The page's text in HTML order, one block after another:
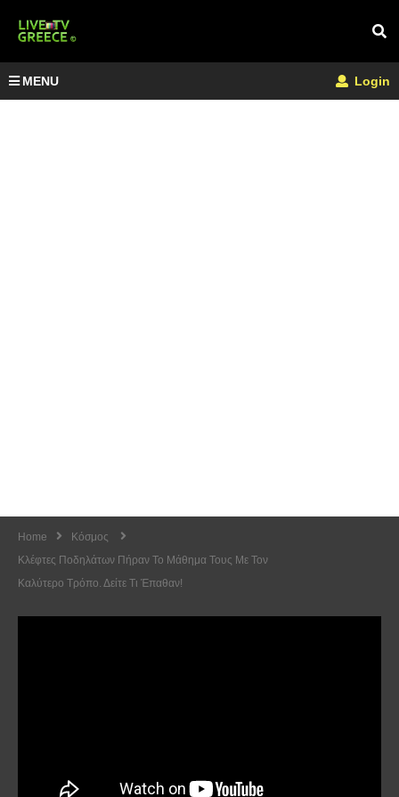
MENU Login
Home
Κόσμος
Κλέφτες Ποδηλάτων Πήραν Το Μάθημα Τους Με Τον
Καλύτερο Τρόπο. Δείτε Τι Έπαθαν!